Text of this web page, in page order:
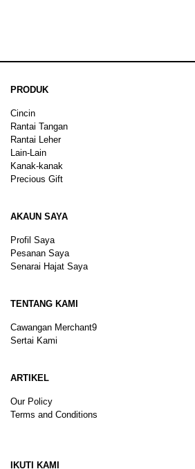
PRODUK
Cincin
Rantai Tangan
Rantai Leher
Lain-Lain
Kanak-kanak
Precious Gift
AKAUN SAYA
Profil Saya
Pesanan Saya
Senarai Hajat Saya
TENTANG KAMI
Cawangan Merchant9
Sertai Kami
ARTIKEL
Our Policy
Terms and Conditions
IKUTI KAMI